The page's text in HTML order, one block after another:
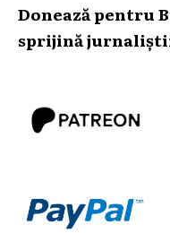
Donează pentru
sprijină